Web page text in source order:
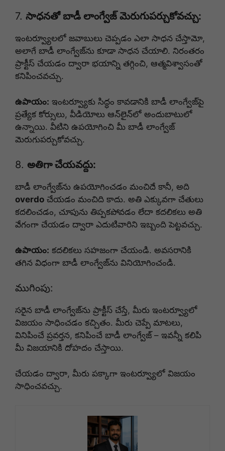
7. సాధనతో బాడీ లాంగ్వేజ్ మెరుగుపర్చుకోవచ్చు:
ఇంటర్వ్యూలలో జవాబులు చెప్పడం ఎలా సాధన చేస్తామో,
అలాగే బాడీ లాంగ్వేజ్‌ను కూడా సాధన చేయాలి. నిరంతరం
ప్రాక్టీస్ చేయడం ద్వారా భయాన్ని తగ్గించి, ఆత్మవిశ్వాసంతో
కనిపించవచ్చు.
ఉపాయం: ఇంటర్వ్యూకు సిద్ధం కావడానికి బాడీ లాంగ్వేజ్‌పై
ప్రత్యేక కోర్సులు, వీడియోలు ఆన్‌లైన్‌లో అందుబాటులో
ఉన్నాయి. వీటిని ఉపయోగించి మీ బాడీ లాంగ్వేజ్
మెరుగుపర్చుకోవచ్చు.
8. అతిగా చేయవద్దు:
బాడీ లాంగ్వేజ్‌ను ఉపయోగించడం మంచిదే కానీ, అది
overdo చేయడం మంచిది కాదు. అతి ఎక్కువగా చేతులు
కదలించడం, చూపును తిప్పకపోవడం లేదా కదలికలు అతి
వేగంగా చేయడం ద్వారా ఎదుటివారిని ఇబ్బంది పెట్టవచ్చు.
ఉపాయం: కదలికలు సహజంగా చేయండి. అవసరానికి
తగిన విధంగా బాడీ లాంగ్వేజ్‌ను వినియోగించండి.
ముగింపు:
సరైన బాడీ లాంగ్వేజ్‌ను ప్రాక్టీస్ చేస్తే, మీరు ఇంటర్వ్యూలో
విజయం సాధించడం కచ్చితం. మీరు చెప్పే మాటలు,
వినిపించే ప్రవర్తన, కనిపించే బాడీ లాంగ్వేజ్ – ఇవన్నీ కలిపి
మీ విజయానికి దోహదం చేస్తాయి.
చేయడం ద్వారా, మీరు పక్కాగా ఇంటర్వ్యూలో విజయం
సాధించవచ్చు.